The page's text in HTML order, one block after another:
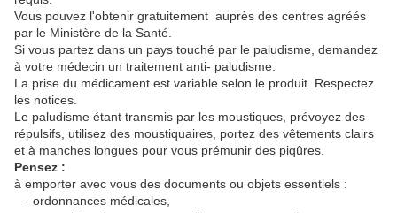
Vous pouvez l'obtenir gratuitement auprès des centres agréés
par le Ministère de la Santé.
Si vous partez dans un pays touché par le paludisme, demandez
à votre médecin un traitement anti- paludisme.
La prise du médicament est variable selon le produit. Respectez
les notices.
Le paludisme étant transmis par les moustiques, prévoyez des
répulsifs, utilisez des moustiquaires, portez des vêtements clairs
et à manches longues pour vous prémunir des piqûres.
Pensez :
à emporter avec vous des documents ou objets essentiels :
- ordonnances médicales,